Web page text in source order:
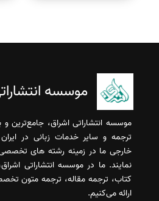
موسسه
موسسه انتشاراتی اشراق، جامع‌ترین و
ترجمه و سایر خدمات زبانی در
خارجی ما در زمینه رشته های
نمایند. ما در موسسه انتشاراتی
کتاب، ترجمه مقاله، ترجمه متون
ارائه می‌کنیم.